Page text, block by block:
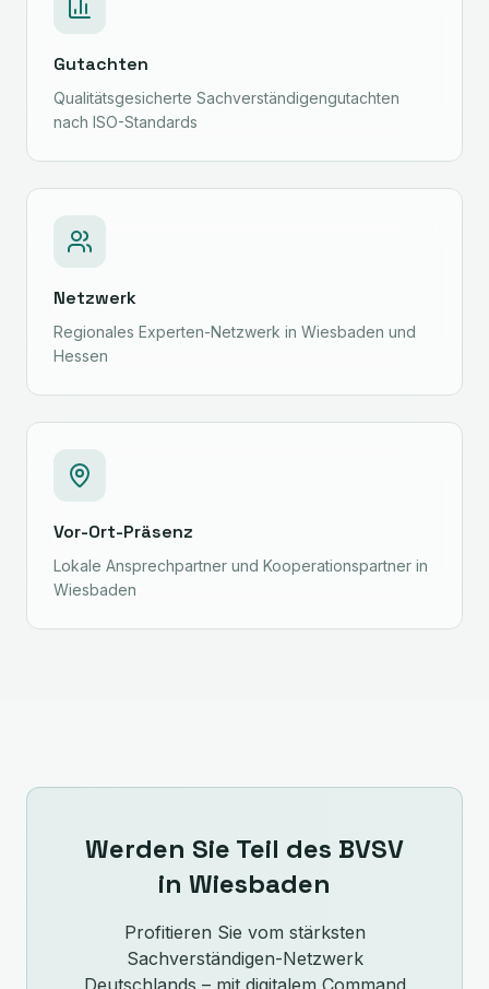
Gutachten
Qualitätsgesicherte Sachverständigengutachten
nach ISO-Standards
Netzwerk
Regionales Experten-Netzwerk in Wiesbaden und
Hessen
Vor-Ort-Präsenz
Lokale Ansprechpartner und Kooperationspartner in
Wiesbaden
Werden Sie Teil des BVSV
in Wiesbaden
Profitieren Sie vom stärksten
Sachverständigen-Netzwerk
Deutschlands – mit digitalem Command